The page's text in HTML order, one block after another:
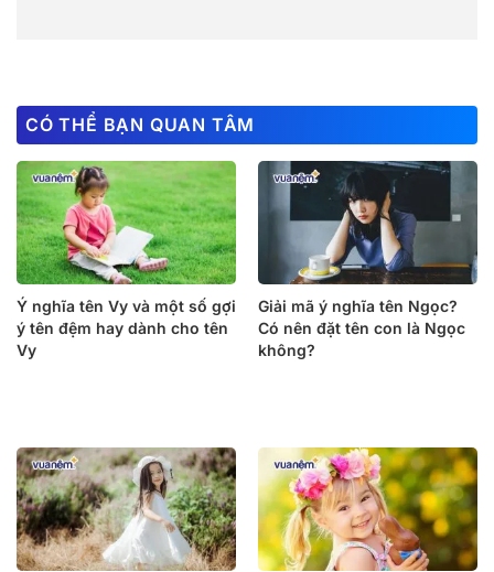
CÓ THỂ BẠN QUAN TÂM
Ý nghĩa tên Vy và một số gợi
ý tên đệm hay dành cho tên
Vy
Giải mã ý nghĩa tên Ngọc?
Có nên đặt tên con là Ngọc
không?